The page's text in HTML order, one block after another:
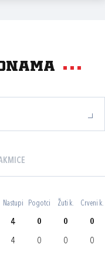
Nastupi Pogotci Žuti k. Crveni k.
4 0 0 0
4 0 0 0